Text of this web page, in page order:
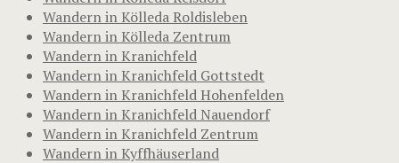
Wandern in Kölleda Roldisleben
Wandern in Kölleda Zentrum
Wandern in Kranichfeld
Wandern in Kranichfeld Gottstedt
Wandern in Kranichfeld Hohenfelden
Wandern in Kranichfeld Nauendorf
Wandern in Kranichfeld Zentrum
Wandern in Kyffhäuserland